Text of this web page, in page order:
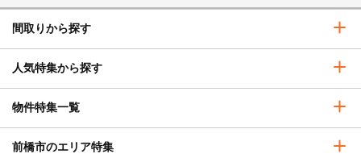
間取りから探す
人気特集から探す
物件特集一覧
前橋市のエリア特集